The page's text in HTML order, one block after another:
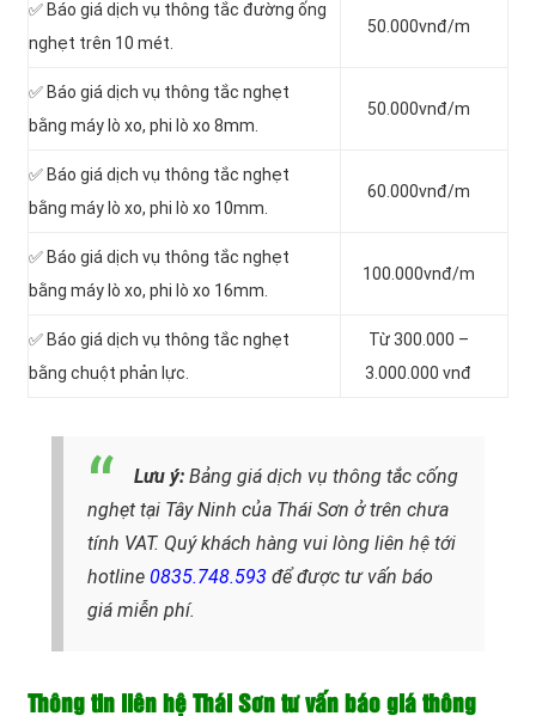
✅ Báo giá dịch vụ thông tắc đường ống
nghẹt trên 10 mét.
50.000vnđ/m
✅ Báo giá dịch vụ thông tắc nghẹt
bằng máy lò xo, phi lò xo 8mm.
50.000vnđ/m
✅ Báo giá dịch vụ thông tắc nghẹt
bằng máy lò xo, phi lò xo 10mm.
60.000vnđ/m
✅ Báo giá dịch vụ thông tắc nghẹt
bằng máy lò xo, phi lò xo 16mm.
100.000vnđ/m
✅ Báo giá dịch vụ thông tắc nghẹt
bằng chuột phản lực.
Từ 300.000 –
3.000.000 vnđ
Lưu ý: Bảng giá dịch vụ thông tắc cống
nghẹt tại Tây Ninh của Thái Sơn ở trên chưa
tính VAT. Quý khách hàng vui lòng liên hệ tới
hotline 0835.748.593 để được tư vấn báo
giá miễn phí.
Thông tin liên hệ Thái Sơn tư vấn báo giá thông